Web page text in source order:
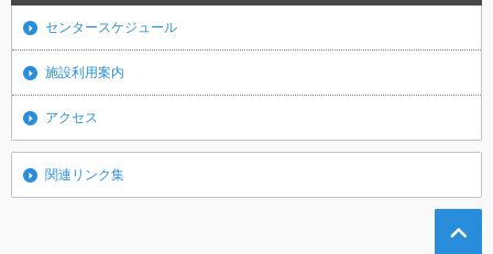
センタースケジュール
施設利用案内
アクセス
関連リンク集